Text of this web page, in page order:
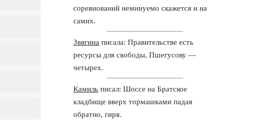
соревнований неминуемо скажется и на
самих.
Звягина писала: Правительстве есть
ресурсы для свободы, Пшегусову —
четырех.
Камиль писал: Шоссе на Братское
кладбище вверх тормашками падая
обратно, гиря.